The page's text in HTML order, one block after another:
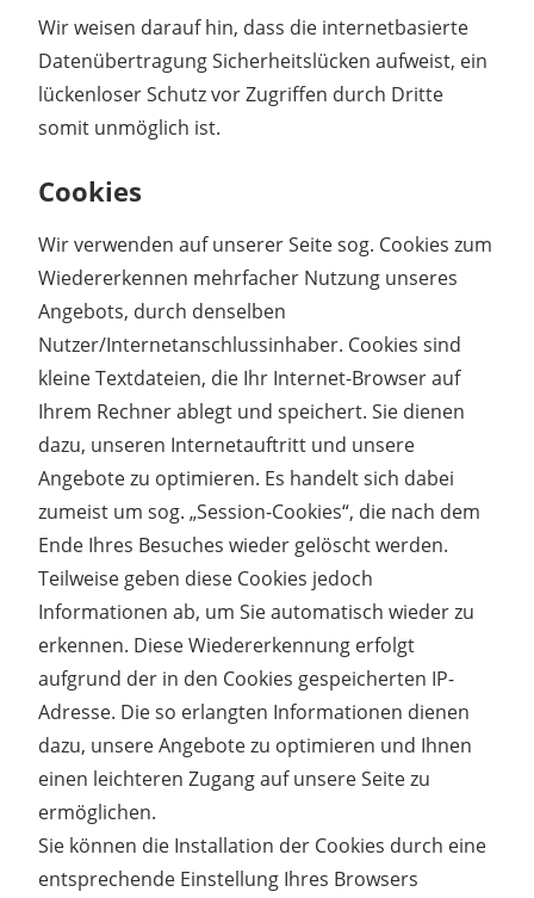
Wir weisen darauf hin, dass die internetbasierte
Datenübertragung Sicherheitslücken aufweist, ein
lückenloser Schutz vor Zugriffen durch Dritte
somit unmöglich ist.
Cookies
Wir verwenden auf unserer Seite sog. Cookies zum
Wiedererkennen mehrfacher Nutzung unseres
Angebots, durch denselben
Nutzer/Internetanschlussinhaber. Cookies sind
kleine Textdateien, die Ihr Internet-Browser auf
Ihrem Rechner ablegt und speichert. Sie dienen
dazu, unseren Internetauftritt und unsere
Angebote zu optimieren. Es handelt sich dabei
zumeist um sog. „Session-Cookies“, die nach dem
Ende Ihres Besuches wieder gelöscht werden.
Teilweise geben diese Cookies jedoch
Informationen ab, um Sie automatisch wieder zu
erkennen. Diese Wiedererkennung erfolgt
aufgrund der in den Cookies gespeicherten IP-
Adresse. Die so erlangten Informationen dienen
dazu, unsere Angebote zu optimieren und Ihnen
einen leichteren Zugang auf unsere Seite zu
ermöglichen.
Sie können die Installation der Cookies durch eine
entsprechende Einstellung Ihres Browsers